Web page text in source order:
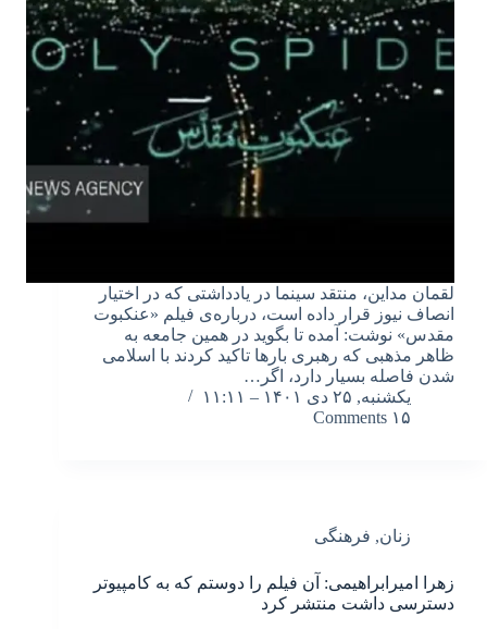
لقمان مداین، منتقد سینما در یادداشتی که در اختیار
انصاف نیوز قرار داده است، درباره‌ی فیلم «عنکبوت
مقدس» نوشت: آمده تا بگوید در همین جامعه به
ظاهر مذهبی که رهبری بارها تاکید کردند با اسلامی
شدن فاصله بسیار دارد، اگر…
یکشنبه, ۲۵ دی ۱۴۰۱ – ۱۱:۱۱
۱۵ Comments
زنان, فرهنگی
زهرا امیرابراهیمی: آن فیلم را دوستم که به کامپیوتر
دسترسی داشت منتشر کرد